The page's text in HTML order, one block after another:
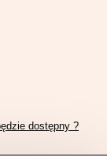
dostępny ?